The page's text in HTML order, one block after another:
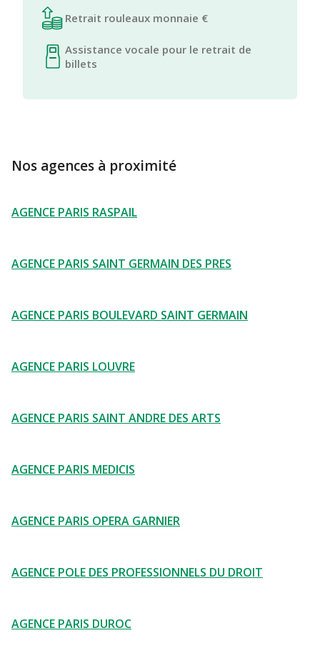
Retrait rouleaux monnaie €
Assistance vocale pour le retrait de
billets
Nos agences à proximité
AGENCE PARIS RASPAIL
AGENCE PARIS SAINT GERMAIN DES PRES
AGENCE PARIS BOULEVARD SAINT GERMAIN
AGENCE PARIS LOUVRE
AGENCE PARIS SAINT ANDRE DES ARTS
AGENCE PARIS MEDICIS
AGENCE PARIS OPERA GARNIER
AGENCE POLE DES PROFESSIONNELS DU DROIT
AGENCE PARIS DUROC